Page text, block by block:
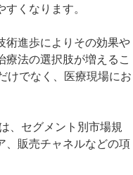
くなります。
術進歩によりその効果や
法の選択肢が増えるこ
けでなく、医療現場にお
セグメント別市場規
、販売チャネルなどの項